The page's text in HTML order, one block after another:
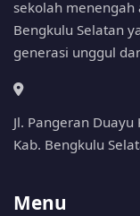
sekolah
Bengkulu Selatan
generasi unggul
Jl. Pangeran
Kab. Bengkulu
Menu